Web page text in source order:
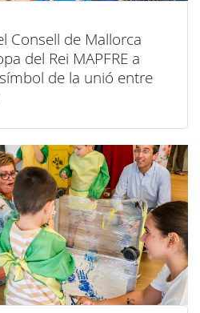
Consell de Mallorca
del Rei MAPFRE a
de la unió entre